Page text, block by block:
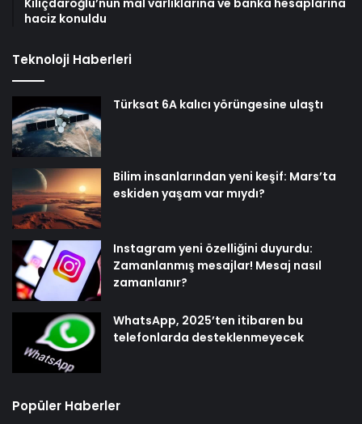
haciz konuldu
Teknoloji Haberleri
Türksat 6A kalıcı yörüngesine ulaştı
Bilim insanlarından yeni keşif: Mars’ta
eskiden yaşam var mıydı?
Instagram yeni özelliğini duyurdu:
Zamanlanmış mesajlar! Mesaj nasıl
zamanlanır?
WhatsApp, 2025’ten itibaren bu
telefonlarda desteklenmeyecek
Popüler Haberler